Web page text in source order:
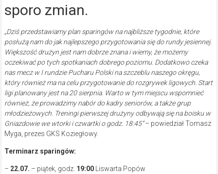
sporo zmian.
„Dziś przedstawiamy plan sparingów na najbliższe tygodnie, które
posłużą nam do jak najlepszego przygotowania się do rundy jesiennej.
Większość drużyn jest nam dobrze znana i wiemy, że możemy
oczekiwać po tych spotkaniach dobrego poziomu. Dodatkowo czeka
nas mecz w I rundzie Pucharu Polski na szczeblu naszego okręgu,
który również ma na celu przygotowanie do rozgrywek ligowych. Start
ligi planowany jest na 20 sierpnia. Warto w tym miejscu wspomnieć
również, że prowadzimy nabór do kadry seniorów, a także grup
młodzieżowych. Treningi pierwszej drużyny odbywają się na boisku w
Gniazdowie we wtorki i czwartki o godz. 18:45”– powiedział Tomasz
Myga, prezes GKS Koziegłowy.
Terminarz sparingów:
– 22.07. – piątek, godz. 19:00Liswarta Popów